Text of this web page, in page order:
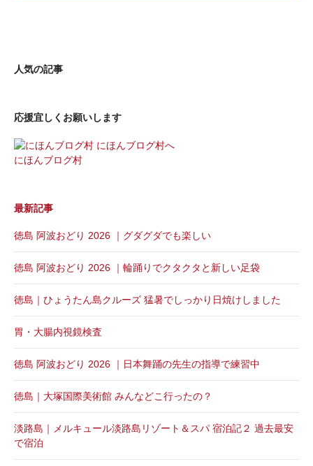
人気の記事
応援宜しくお願いします
にほんブログ村
最新記事
徳島 阿波おどり 2026 ｜グダグダでも楽しい
徳島 阿波おどり 2026 ｜輪踊りでクタクタと新しい足袋
徳島｜ひょうたん島クルーズ 猛暑でしっかり日焼けしました
胃・大腸内視鏡検査
徳島 阿波おどり 2026 ｜日本舞踊の先生の指導で練習中
徳島｜大塚国際美術館 みんなどこ行ったの？
淡路島｜メルキュール淡路島リゾート＆スパ 宿泊記２ 過去最安
で宿泊